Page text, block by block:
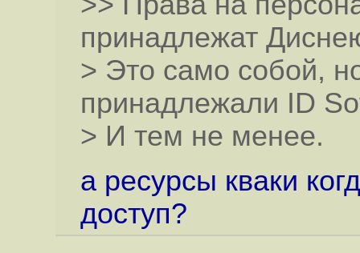
принадлежат
> Это само собой,
принадлежали ID
> И тем не менее.
а ресурсы кваки
доступ?